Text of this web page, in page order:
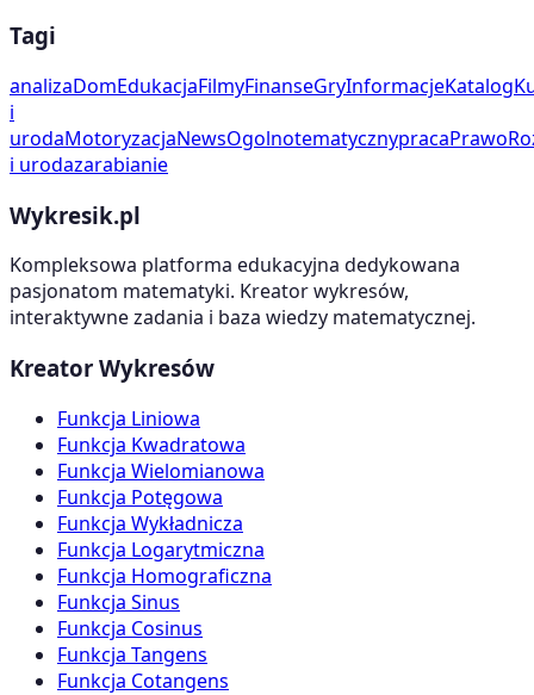
Tagi
analizaDomEdukacjaFilmyFinanseGryInformacjeKatalog
i
urodaMotoryzacjaNewsOgolnotematycznypracaPrawo
i urodazarabianie
Wykresik.pl
Kompleksowa platforma edukacyjna dedykowana
pasjonatom matematyki. Kreator wykresów,
interaktywne zadania i baza wiedzy matematycznej.
Kreator Wykresów
Funkcja Liniowa
Funkcja Kwadratowa
Funkcja Wielomianowa
Funkcja Potęgowa
Funkcja Wykładnicza
Funkcja Logarytmiczna
Funkcja Homograficzna
Funkcja Sinus
Funkcja Cosinus
Funkcja Tangens
Funkcja Cotangens